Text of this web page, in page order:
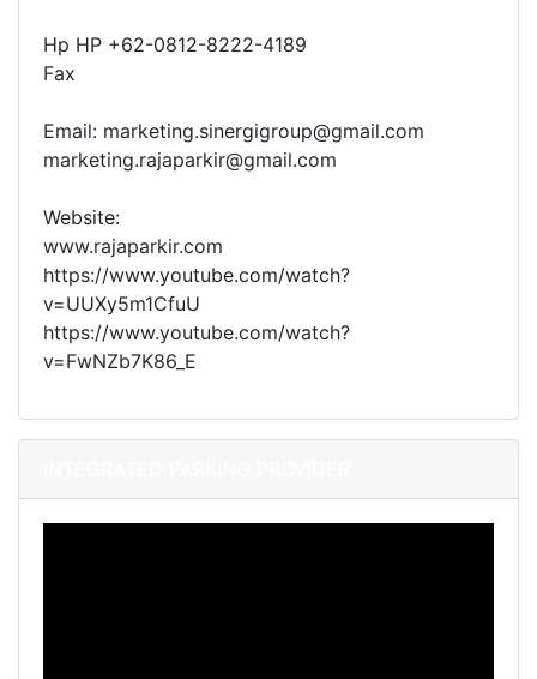
Hp HP +62-0812-8222-4189
Fax
Email: marketing.sinergigroup@gmail.com
marketing.rajaparkir@gmail.com
Website:
www.rajaparkir.com
https://www.youtube.com/watch?
v=UUXy5m1CfuU
https://www.youtube.com/watch?
v=FwNZb7K86_E